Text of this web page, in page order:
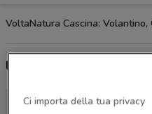
VoltaNatura Cascina:
Ultime offerte del
Ci importa della tua privacy